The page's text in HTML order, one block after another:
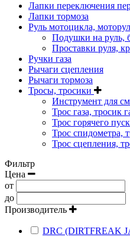
Лапки переключения
Лапки тормоза
Руль мотоцикла,
Подушки на руль,
Проставки руля,
Ручки газа
Рычаги сцепления
Рычаги тормоза
Тросы, тросики
Инструмент для
Трос газа, тросик
Трос горячего
Трос спидометра,
Трос сцепления,
Фильтр
Цена
от
до
Производитель
DRC (DIRTFREAK